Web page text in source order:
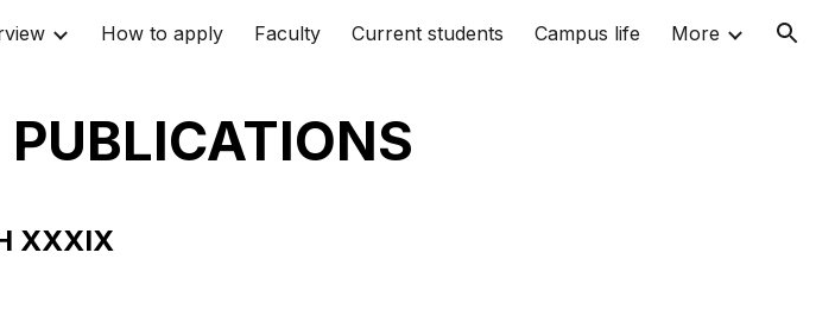
Skip to navigation
How to apply Faculty Current students Campus life More
XXXIX